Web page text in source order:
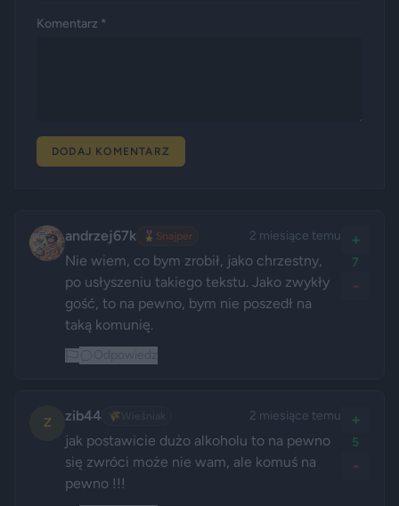
Komentarz *
DODAJ KOMENTARZ
andrzej67k 🎖️ Snajper 2 miesiące temu
Nie wiem, co bym zrobił, jako chrzestny,
po usłyszeniu takiego tekstu. Jako zwykły
gość, to na pewno, bym nie poszedł na
taką komunię.
+
7
-
Z zib44 🌾 2 miesiące temu
jak postawicie dużo alkoholu to na pewno
się zwróci może nie wam, ale komuś na
pewno !!!
+
5
-